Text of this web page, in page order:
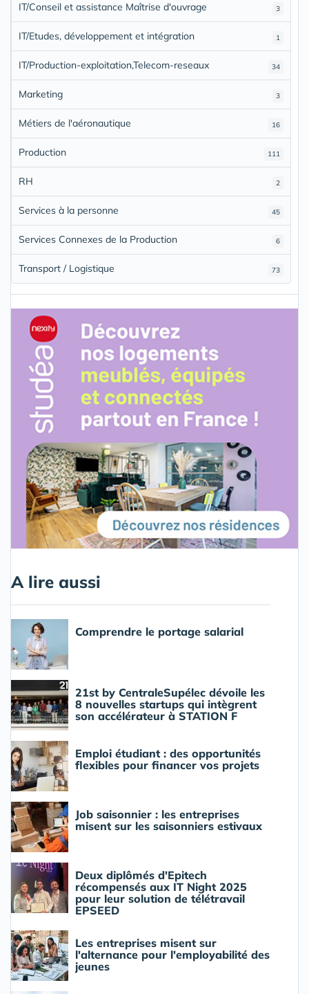
3
IT/Conseil et assistance Maîtrise d'ouvrage
1
IT/Etudes, développement et intégration
34
IT/Production-exploitation,Telecom-reseaux
3
Marketing
16
Métiers de l'aéronautique
111
Production
2
RH
45
Services à la personne
6
Services Connexes de la Production
73
Transport / Logistique
A lire aussi
Comprendre le portage salarial
21st by CentraleSupélec dévoile les
8 nouvelles startups qui intègrent
son accélérateur à STATION F
Emploi étudiant : des opportunités
flexibles pour financer vos projets
Job saisonnier : les entreprises
misent sur les saisonniers estivaux
Deux diplômés d'Epitech
récompensés aux IT Night 2025
pour leur solution de télétravail
EPSEED
Les entreprises misent sur
l'alternance pour l'employabilité des
jeunes